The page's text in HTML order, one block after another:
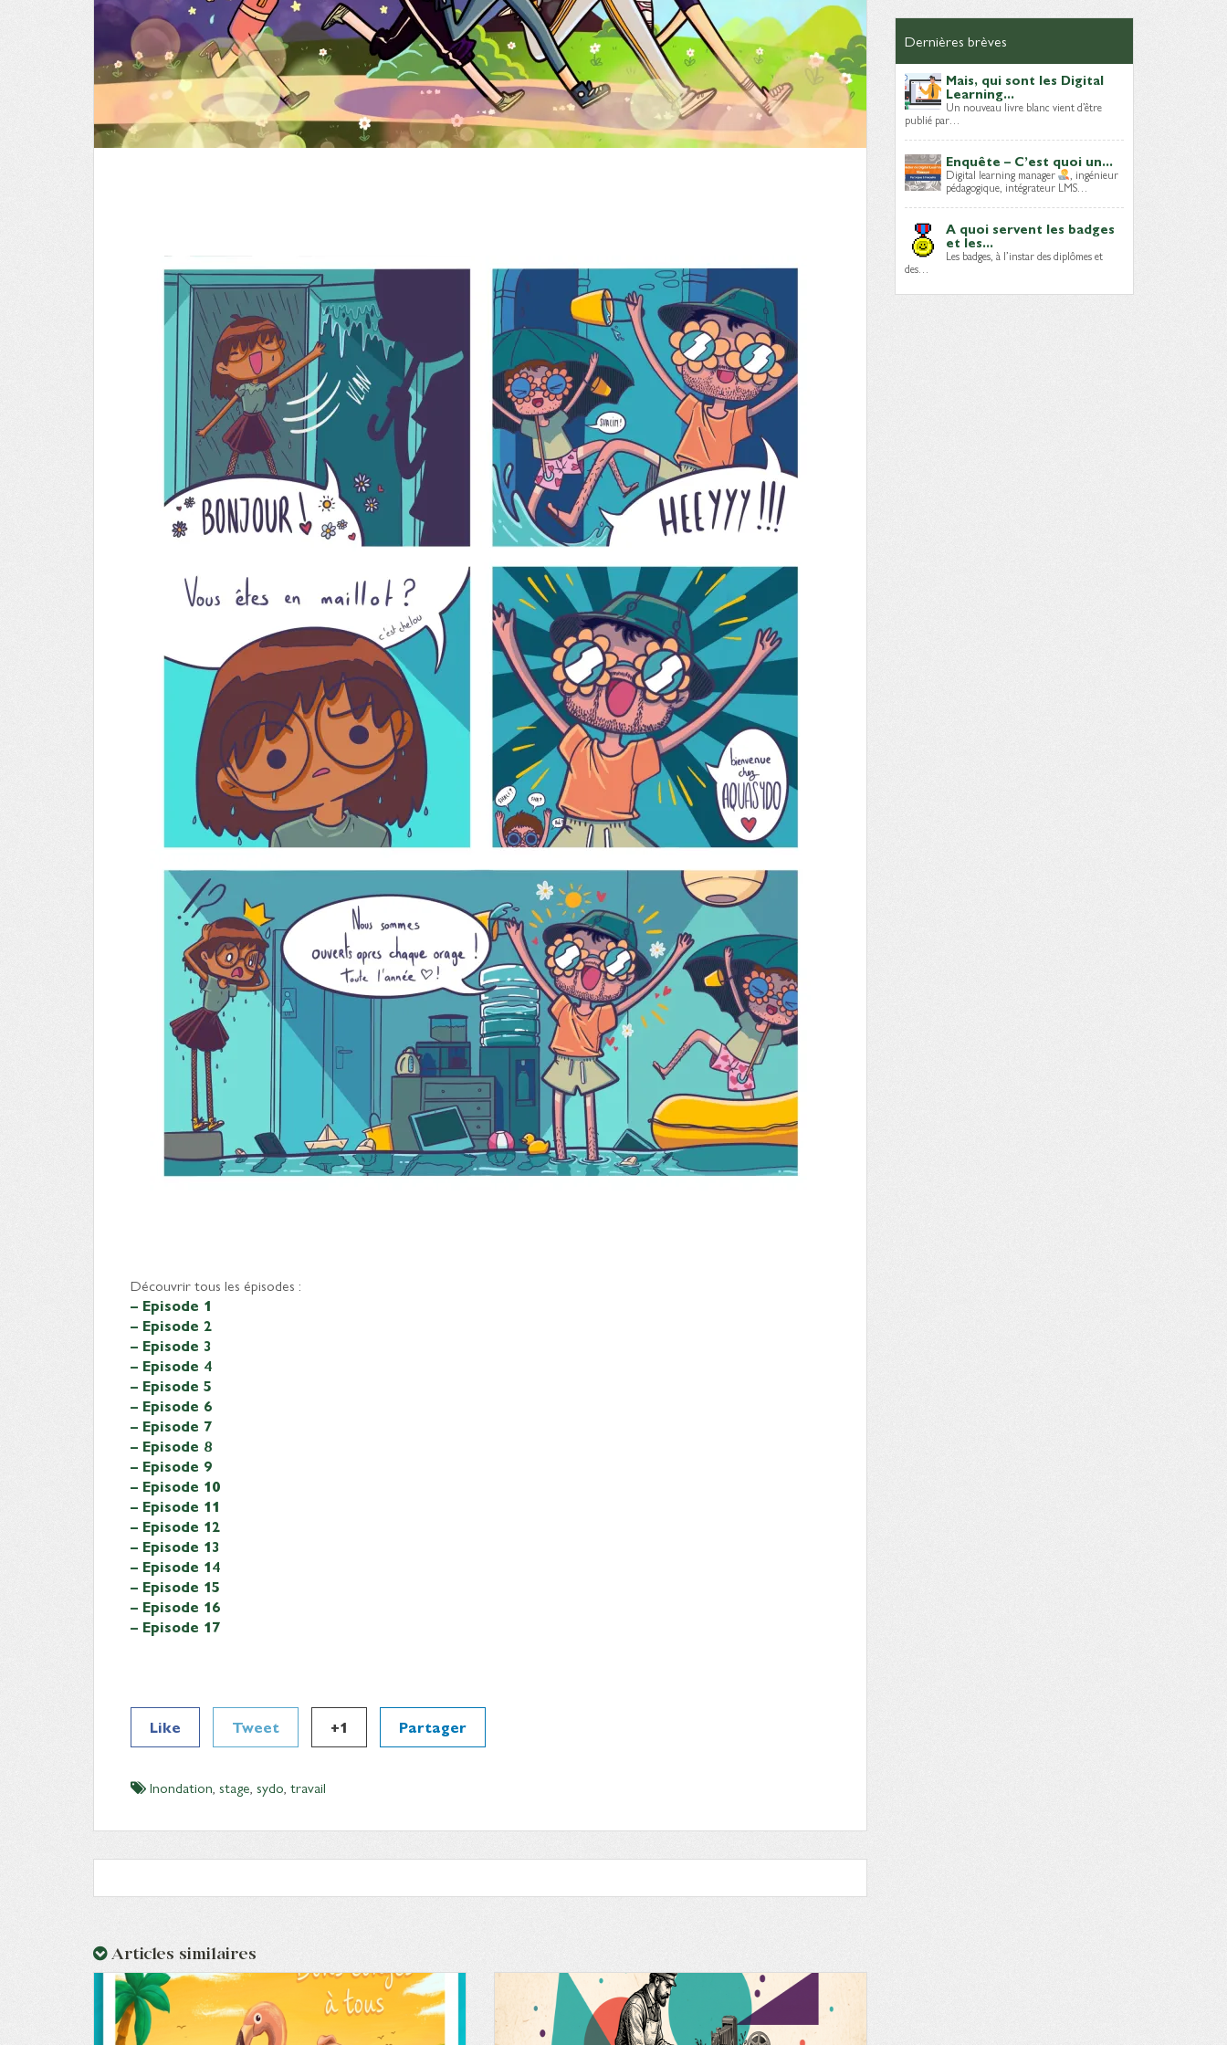
Découvrir tous les épisodes :
– Episode 1
– Episode 2
– Episode 3
– Episode 4
– Episode 5
– Episode 6
– Episode 7
– Episode 8
– Episode 9
– Episode 10
– Episode 11
– Episode 12
– Episode 13
– Episode 14
– Episode 15
– Episode 16
– Episode 17
Like Tweet +1 Partager
Inondation, stage, sydo, travail
Articles similaires
Dernières brèves
Mais, qui sont les Digital
Learning...
Un nouveau livre blanc vient d’être
publié par…
Enquête – C’est quoi un...
Digital learning manager , ingénieur
pédagogique, intégrateur LMS…
A quoi servent les badges
et les...
Les badges, à l’instar des diplômes et
des…